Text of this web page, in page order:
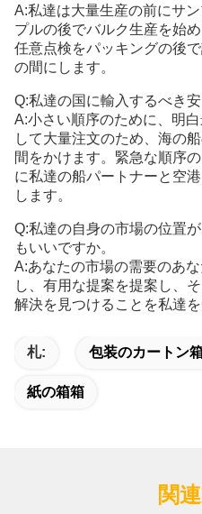
A:私達は大量生産の前にサ
プルの後でバルク生産を始
任意点検をパッキングの後
の間にします。
Q:私達の国に輸入するべき
A:小さい順序のために、明
して大量注文のため、海の
間をかけます。緊急な順序
に私達の船パートナーと空
します。
Q:私達の自身の市場の位置
もいいですか。
A:あなたの市場の需要のあ
し、有用な提案を提案し、
解決を見つけることを私達を
札: 包装のカートン
紙の箱箱
関